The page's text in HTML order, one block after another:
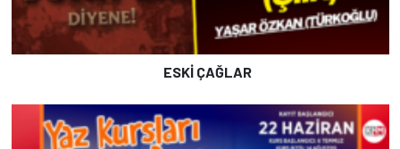
ESKİ ÇAĞLAR